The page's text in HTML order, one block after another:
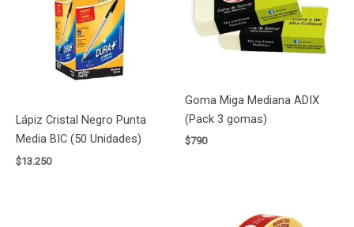
Lápiz Cristal Negro Punta
Media BIC (50 Unidades)
$13.250
Goma Miga Mediana ADIX
(Pack 3 gomas)
$790